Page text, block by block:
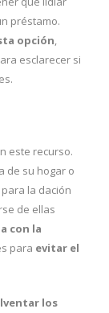
préstamo.
opción
esclarecer si
este recurso.
de su hogar o
la dación
de ellas
con la
para evitar el
los